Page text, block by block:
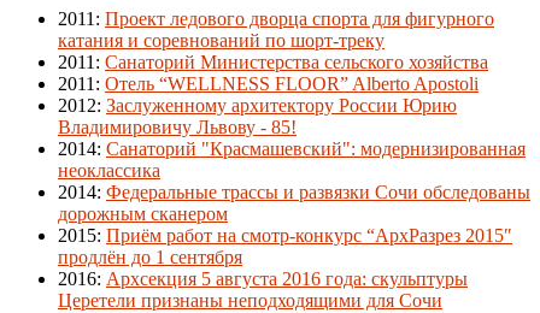
2011 : Проект ледового дворца спорта для фигурного
катания и соревнований по шорт-треку
2011 : Санаторий Министерства сельского хозяйства
2011 : Отель “WELLNESS FLOOR” Alberto Apostoli
2012: Заслуженному архитектору России Юрию
Владимировичу Львову - 85!
2014: Санаторий "Красмашевский": модернизированная
неоклассика
2014: Федеральные трассы и развязки Сочи обследованы
дорожным сканером
2015: Приём работ на смотр-конкурс “АрхРазрез 2015″
продлён до 1 сентября
2016: Архсекция 5 августа 2016 года: скульптуры
Церетели признаны неподходящими для Сочи